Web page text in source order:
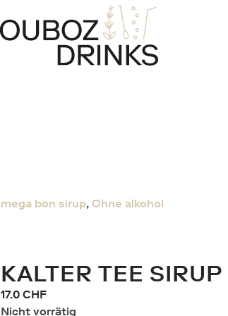
mega bon sirup, Ohne alkohol
KALTER TEE
17.0 CHF
Nicht vorrätig